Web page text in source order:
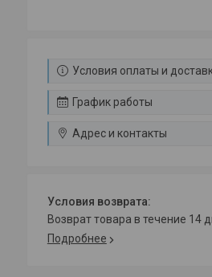
Условия оплаты и
График работы
Адрес и контакты
возврат товара в течение 14
Подробнее